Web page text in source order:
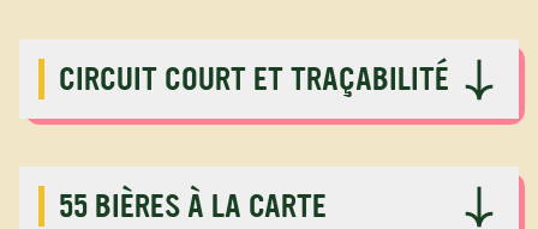
CIRCUIT COURT ET TRAÇABILITÉ
55 BIÈRES À LA CARTE